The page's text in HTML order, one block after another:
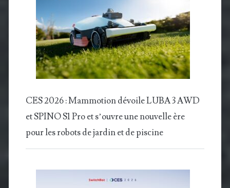
CES 2026 : Mammotion dévoile LUBA 3 AWD
et SPINO S1 Pro et s’ouvre une nouvelle ère
pour les robots de jardin et de piscine